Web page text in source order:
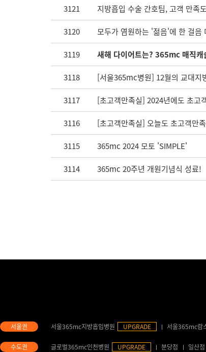
3121 지방흡입 수술 간호팀, 고객 만족
3120 모두가 염원하는 '젊음'에 한 걸
3119 새해 다이어트는? 365mc 매직
3118 [서울365mc병원] 12월의 교대지
3117 [초고객만족실] 2024년에도 초고
3116 [초고객만족실] 오늘도 초고객만
3115 365mc 2024 모토 'SIMPLE'
3114 365mc 20주년 개원기념식 성료!
서울365mc지방흡입병원 UPGRADE 서울365mc람
글로벌365mc인천병원 UPGRADE 분당점 일산점